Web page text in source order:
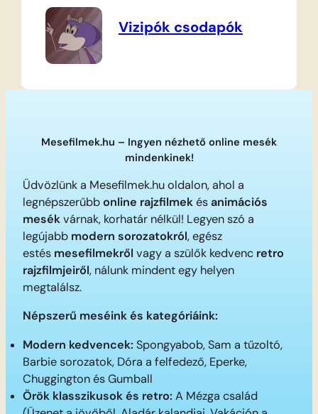
Vizipók csodapók
Mesefilmek.hu – Ingyen nézhető online mesék
mindenkinek!
Üdvözlünk a Mesefilmek.hu oldalon, ahol a
legnépszerűbbonline rajzfilmekésanimációs
mesékvárnak, korhatár nélkül! Legyen szó a
legújabb modern sorozatokról, egész
estés mesefilmekről vagy a szülők kedvenc retro
rajzfilmjeiről, nálunk mindent egy helyen
megtalálsz.
Népszerű meséink és kategóriáink:
Modern kedvencek: Spongyabob, Sam a tűzoltó,
Barbie sorozatok, Dóra a felfedező, Eperke,
Chuggington és Gumball
Örök klasszikusok és retro: A Mézga család